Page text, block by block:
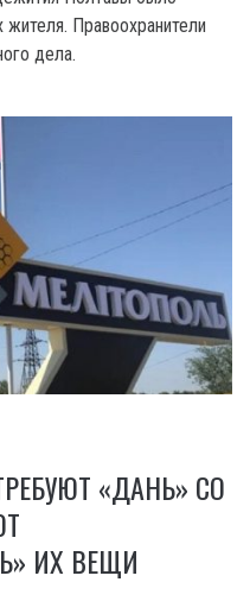
Правоохранители
дела.
«ДАНЬ» СО
ИХ ВЕЩИ